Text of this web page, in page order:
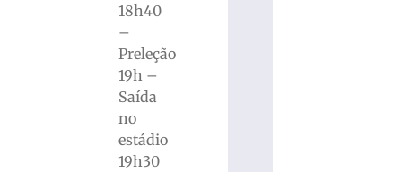
18h40
–
Preleção
19h –
Saída
no
estádio
19h30